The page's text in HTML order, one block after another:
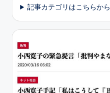
記事カテゴリはこちらから